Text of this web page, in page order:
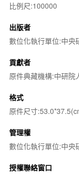
比例尺:100000
出版者
數位化執行單位:中央
貢獻者
原件典藏機構:中研院
格式
原件尺寸
管理權
數位化執行單位:中央
授權聯絡窗口